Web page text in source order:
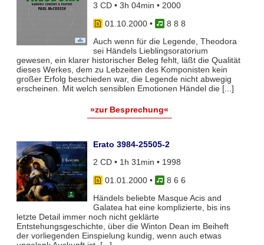
3 CD • 3h 04min • 2000
01.10.2000•
8 8 8
Auch wenn für die Legende, Theodora
sei Händels Lieblingsoratorium
gewesen, ein klarer historischer Beleg fehlt, läßt die Qualität
dieses Werkes, dem zu Lebzeiten des Komponisten kein
großer Erfolg beschieden war, die Legende nicht abwegig
erscheinen. Mit welch sensiblen Emotionen Händel die [...]
»zur Besprechung«
Erato 3984-25505-2
2 CD • 1h 31min • 1998
01.01.2000•
8 6 6
Händels beliebte Masque Acis and
Galatea hat eine komplizierte, bis ins
letzte Detail immer noch nicht geklärte
Entstehungsgeschichte, über die Winton Dean im Beiheft
der vorliegenden Einspielung kundig, wenn auch etwas